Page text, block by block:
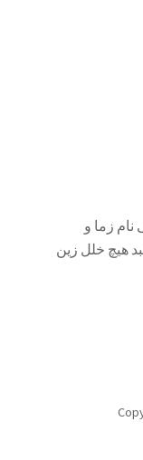
زما و
هیچ خلل زین